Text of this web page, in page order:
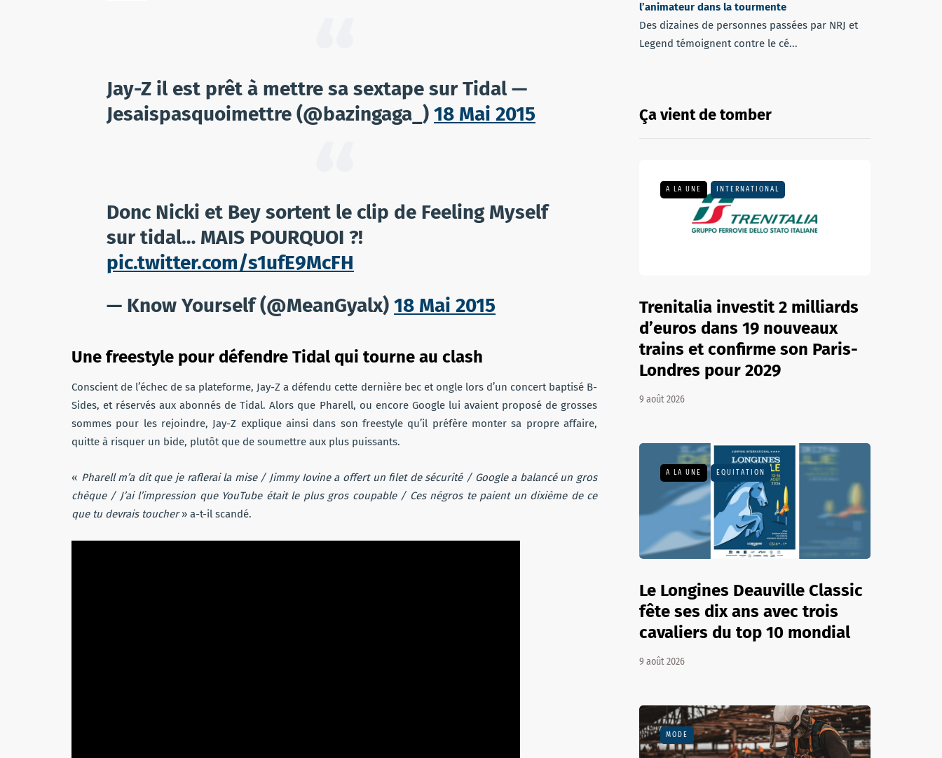
Jay-Z il est prêt à mettre sa sextape sur Tidal —
Jesaispasquoimettre (@bazingaga_) 18 Mai 2015
Donc Nicki et Bey sortent le clip de Feeling Myself
sur tidal… MAIS POURQUOI ?!
pic.twitter.com/s1ufE9McFH
— Know Yourself (@MeanGyalx) 18 Mai 2015
Une freestyle pour défendre Tidal qui tourne au clash
Conscient de l’échec de sa plateforme, Jay-Z a défendu cette dernière bec et ongle lors d’un concert baptisé B-
Sides, et réservés aux abonnés de Tidal. Alors que Pharell, ou encore Google lui avaient proposé de grosses
sommes pour les rejoindre, Jay-Z explique ainsi dans son freestyle qu’il préfère monter sa propre affaire,
quitte à risquer un bide, plutôt que de soumettre aux plus puissants.
« Pharell m’a dit que je raflerai la mise / Jimmy Iovine a offert un filet de sécurité / Google a balancé un gros
chèque / J’ai l’impression que YouTube était le plus gros coupable / Ces négros te paient un dixième de ce
que tu devrais toucher» a-t-il scandé.
l’animateur dans la tourmente
Des dizaines de personnes passées par NRJ et
Legend témoignent contre le cé...
Ça vient de tomber
A LA UNE INTERNATIONAL
Trenitalia investit 2 milliards
d’euros dans 19 nouveaux
trains et confirme son Paris-
Londres pour 2029
9 août 2026
A LA UNE EQUITATION
Le Longines Deauville Classic
fête ses dix ans avec trois
cavaliers du top 10 mondial
9 août 2026
MODE